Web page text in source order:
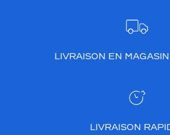
LIVRAISON EN
LIVRAISON